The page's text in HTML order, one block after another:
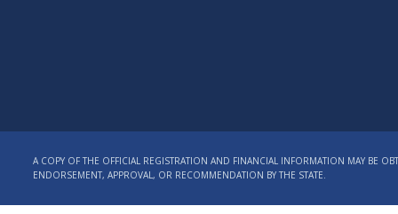
A COPY OF THE OFFICIAL REGISTRATION AND FINANCIAL INFORMATION MAY BE
ENDORSEMENT, APPROVAL, OR RECOMMENDATION BY THE STATE.